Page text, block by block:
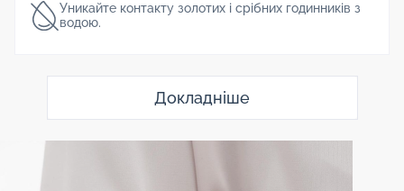
Уникайте контакту золотих і срібних годинників з
водою.
Докладніше